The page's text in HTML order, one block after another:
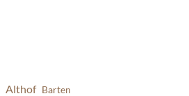
Althof Barten